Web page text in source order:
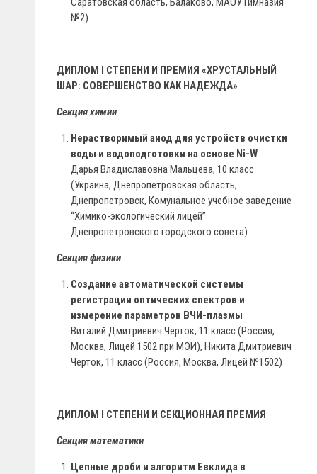
№2)
ДИПЛОМ I СТЕПЕНИ И ПРЕМИЯ «ХРУСТАЛЬНЫЙ
ШАР: СОВЕРШЕНСТВО КАК НАДЕЖДА»
Секция химии
Нерастворимый анод для устройств очистки
воды и водоподготовки на основе Ni-W
Дарья Владиславовна Мальцева, 10 класс
(Украина, Днепропетровская область,
Днепропетровск, Комунальное учебное заведение
“Химико-экологический лицей”
Днепропетровского городского совета)
Секция физики
Создание автоматической системы
регистрации оптических спектров и
измерение параметров ВЧИ-плазмы
Виталий Дмитриевич Черток, 11 класс (Россия,
Москва, Лицей 1502 при МЭИ), Никита Дмитриевич
Черток, 11 класс (Россия, Москва, Лицей №1502)
ДИПЛОМ I СТЕПЕНИ И СЕКЦИОННАЯ ПРЕМИЯ
Секция математики
Цепные дроби и алгоритм Евклида в